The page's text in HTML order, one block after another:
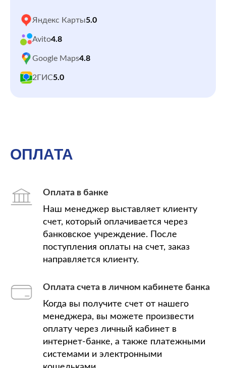
Яндекс Карты5.0
Avito4.8
Google Maps4.8
2ГИС5.0
ОПЛАТА
Оплата в банке
Наш менеджер выставляет клиенту
счет, который оплачивается через
банковское учреждение. После
поступления оплаты на счет, заказ
направляется клиенту.
Оплата счета в личном кабинете банка
Когда вы получите счет от нашего
менеджера, вы можете произвести
оплату через личный кабинет в
интернет-банке, а также платежными
системами и электронными